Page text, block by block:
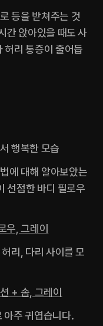
등을 받쳐주는 것
간 앉아있을 때도 사
허리 통증이 줄어듭
에 대해 알아보았는
선점한 바디 필로우
우, 그레이
리, 다리 사이를 모
+ 솜, 그레이
아주 귀엽습니다.